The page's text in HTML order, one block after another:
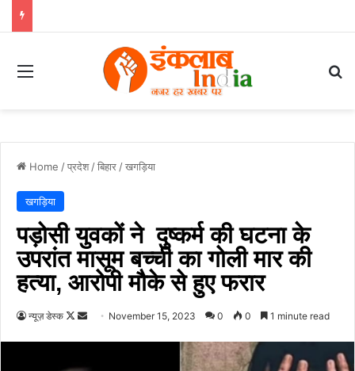
Menu
Home /प्रदेश /बिहार /खगड़िया
खगड़िया
पड़ोसी युवकों ने दुष्कर्म की घटना के
उपरांत मासूम बच्ची का गोली मार की
हत्या, आरोपी मौके से हुए फरार
न्यूज़ डेस्क
Follow
Send November 15, 2023 0 0 1 minute read